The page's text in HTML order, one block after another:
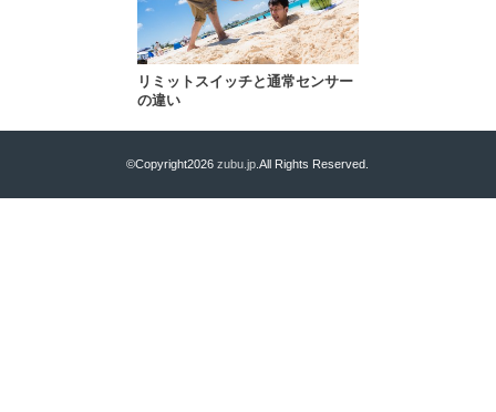
リミットスイッチと通常センサー
の違い
©Copyright2026zubu.jp.All Rights Reserved.